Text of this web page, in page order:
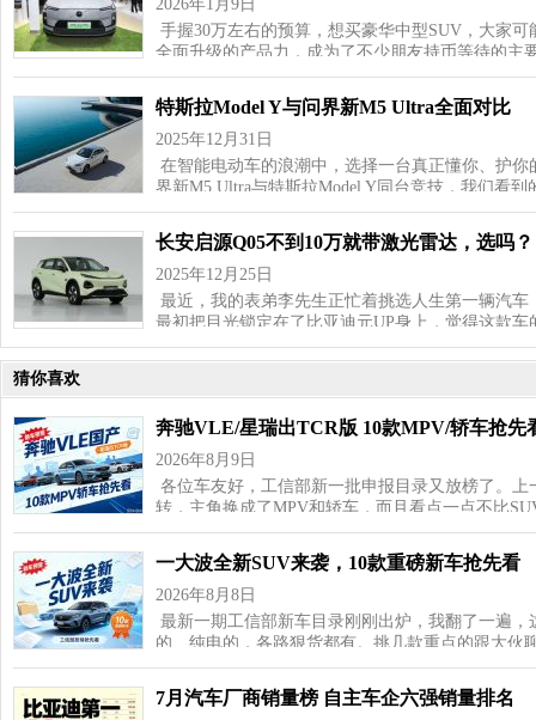
2026年1月9日
手握30万左右的预算，想买豪华中型SUV，大家
全面升级的产品力，成为了不少朋友持币等待的主
特斯拉Model Y与问界新M5 Ultra全面对比
2025年12月31日
在智能电动车的浪潮中，选择一台真正懂你、护
界新M5 Ultra与特斯拉Model Y同台竞技，我们看
长安启源Q05不到10万就带激光雷达，选吗？
2025年12月25日
最近，我的表弟李先生正忙着挑选人生第一辆汽
最初把目光锁定在了比亚迪元UP身上，觉得这款
猜你喜欢
奔驰VLE/星瑞出TCR版 10款MPV/轿车抢先
2026年8月9日
各位车友好，工信部新一批申报目录又放榜了。
转，主角换成了MPV和轿车，而且看点一点不比
一大波全新SUV来袭，10款重磅新车抢先看
2026年8月8日
最新一期工信部新车目录刚刚出炉，我翻了一遍
的、纯电的，各路狠货都有。挑几款重点的跟大伙
7月汽车厂商销量榜 自主车企六强销量排名